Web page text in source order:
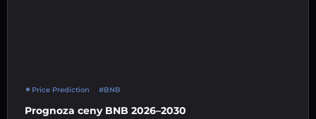
Price Prediction #BNB
Prognoza ceny BNB 2026–2030